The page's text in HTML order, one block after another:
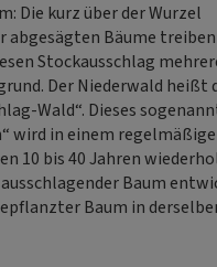
Die kurz über der Wurzel
abgesägten Bäume treiben
Stockausschlag
Der Niederwald heißt
Wald“. Dieses
wird in einem
10 bis 40 Jahren
Baum
Baum in